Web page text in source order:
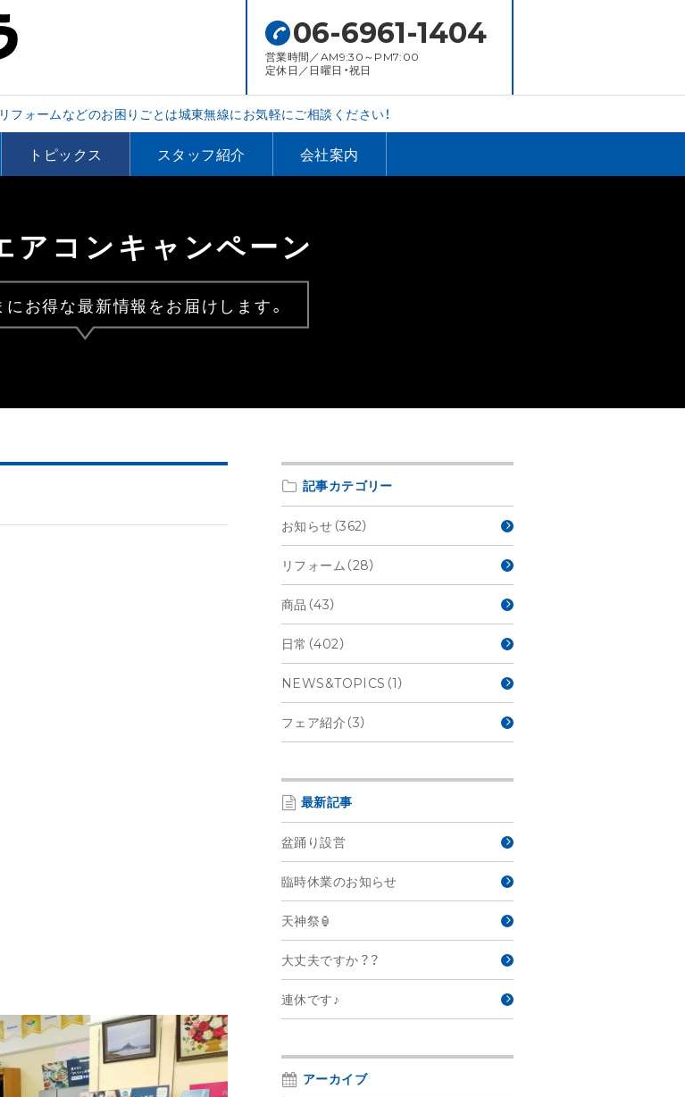
06-6961-1404
営業時間／AM9:30～PM7:00
定休日／日曜日・祝日
フォームなどのお困りごとは城東無線にお気軽にご相談ください！
トピックス スタッフ紹介 会社案内
アコンキャンペーン
お得な最新情報をお届けします。
記事カテゴリー
お知らせ（362）
リフォーム（28）
商品（43）
日常（402）
NEWS&TOPICS（1）
フェア紹介（3）
最新記事
盆踊り設営
臨時休業のお知らせ
天神祭🏮
大丈夫ですか？？
連休です♪
アーカイブ